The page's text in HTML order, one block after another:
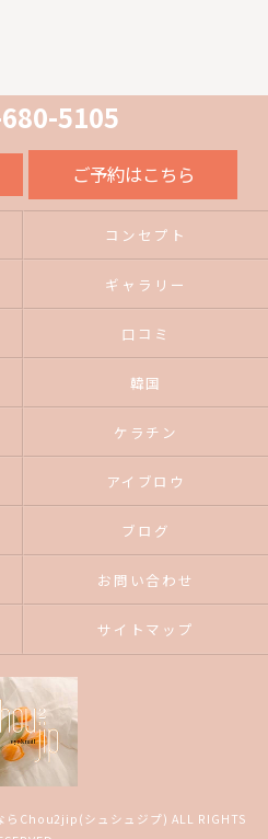
5105
ご予約はこちら
コンセプト
ギャラリー
口コミ
韓国
ケラチン
アイブロウ
ブログ
お問い合わせ
サイトマップ
Chou2jip(シュシュジプ) ALL RIGHTS